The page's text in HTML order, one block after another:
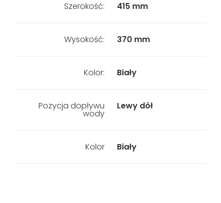
Szerokość: 415 mm
Wysokość: 370 mm
Kolor: Biały
Pozycja dopływu
wody
Lewy dół
Kolor Biały